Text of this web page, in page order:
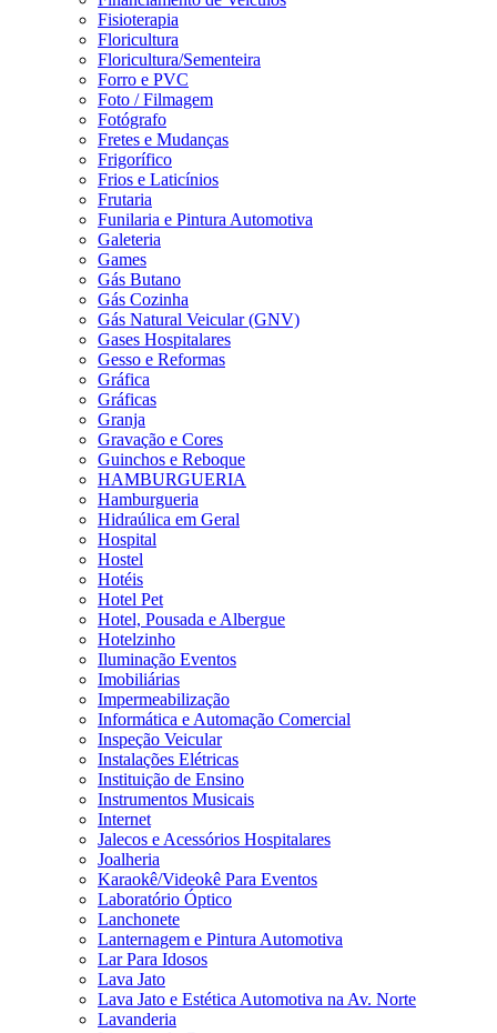
Fisioterapia
Floricultura
Floricultura/Sementeira
Forro e PVC
Foto / Filmagem
Fotógrafo
Fretes e Mudanças
Frigorífico
Frios e Laticínios
Frutaria
Funilaria e Pintura Automotiva
Galeteria
Games
Gás Butano
Gás Cozinha
Gás Natural Veicular (GNV)
Gases Hospitalares
Gesso e Reformas
Gráfica
Gráficas
Granja
Gravação e Cores
Guinchos e Reboque
HAMBURGUERIA
Hamburgueria
Hidraúlica em Geral
Hospital
Hostel
Hotéis
Hotel Pet
Hotel, Pousada e Albergue
Hotelzinho
Iluminação Eventos
Imobiliárias
Impermeabilização
Informática e Automação Comercial
Inspeção Veicular
Instalações Elétricas
Instituição de Ensino
Instrumentos Musicais
Internet
Jalecos e Acessórios Hospitalares
Joalheria
Karaokê/Videokê Para Eventos
Laboratório Óptico
Lanchonete
Lanternagem e Pintura Automotiva
Lar Para Idosos
Lava Jato
Lava Jato e Estética Automotiva na Av. Norte
Lavanderia